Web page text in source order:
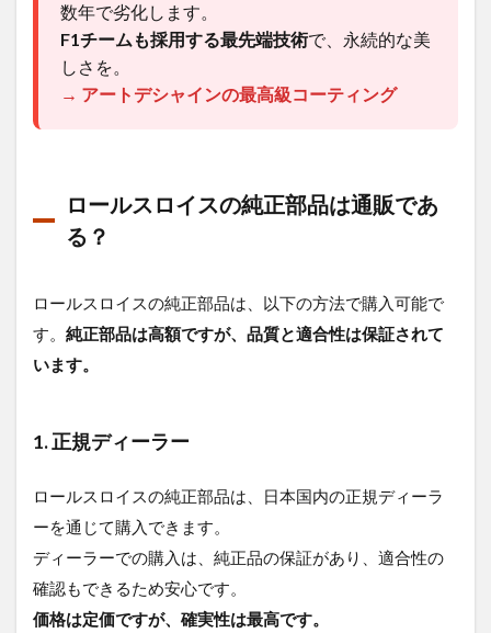
数年で劣化します。
F1チームも採用する最先端技術で、永続的な美
しさを。
→ アートデシャインの最高級コーティング
ロールスロイスの純正部品は通販であ
る？
ロールスロイスの純正部品は、以下の方法で購入可能で
す。 純正部品は高額ですが、品質と適合性は保証されて
います。
1. 正規ディーラー
ロールスロイスの純正部品は、日本国内の正規ディーラ
ーを通じて購入できます。
ディーラーでの購入は、純正品の保証があり、適合性の
確認もできるため安心です。
価格は定価ですが、確実性は最高です。